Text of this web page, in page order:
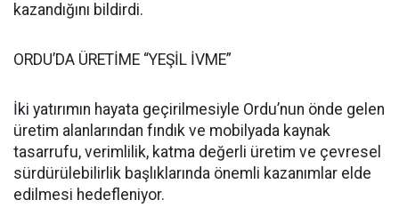
kazandığını bildirdi.
ORDU’DA ÜRETİME “YEŞİL İVME”
İki yatırımın hayata geçirilmesiyle Ordu’nun önde gelen
üretim alanlarından fındık ve mobilyada kaynak
tasarrufu, verimlilik, katma değerli üretim ve çevresel
sürdürülebilirlik başlıklarında önemli kazanımlar elde
edilmesi hedefleniyor.